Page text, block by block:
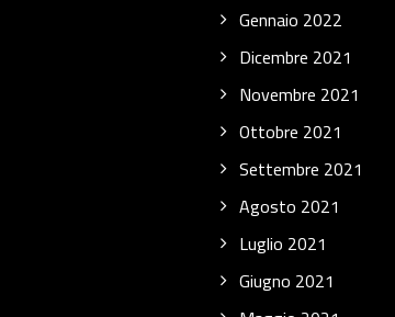
Gennaio 2022
Dicembre 2021
Novembre 2021
Ottobre 2021
Settembre 2021
Agosto 2021
Luglio 2021
Giugno 2021